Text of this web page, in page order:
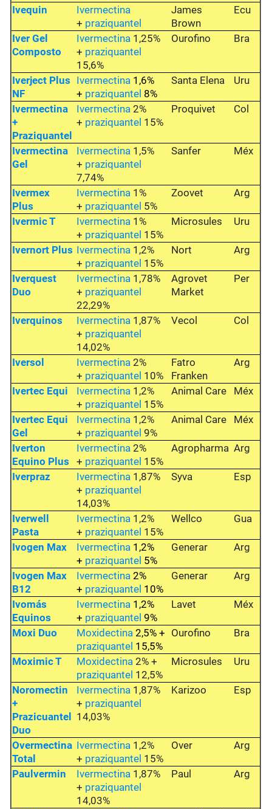
Ivequin
Ivermectina
+ praziquantel
James
Brown
Ecu
Iver Gel
Composto
Ivermectina 1,25%
+ praziquantel
15,6%
Ourofino Bra
Iverject Plus
NF
Ivermectina 1,6%
+ praziquantel 8%
Santa Elena Uru
Ivermectina
+
Praziquantel
Ivermectina 2%
+ praziquantel 15%
Proquivet Col
Ivermectina
Gel
Ivermectina 1,5%
+ praziquantel
7,74%
Sanfer Méx
Ivermex
Plus
Ivermectina 1%
+ praziquantel 5%
Zoovet Arg
Ivermic T Ivermectina 1%
+ praziquantel 15%
Microsules Uru
Ivernort Plus Ivermectina 1,2%
+ praziquantel 15%
Nort Arg
Iverquest
Duo
Ivermectina 1,78%
+ praziquantel
22,29%
Agrovet
Market
Per
Iverquinos Ivermectina 1,87%
+ praziquantel
14,02%
Vecol Col
Iversol Ivermectina 2%
+ praziquantel 10%
Fatro
Franken
Arg
Ivertec Equi Ivermectina 1,2%
+ praziquantel 15%
Animal Care Méx
Ivertec Equi
Gel
Ivermectina 1,2%
+ praziquantel 9%
Animal Care Méx
Iverton
Equino Plus
Ivermectina 2%
+ praziquantel 15%
Agropharma Arg
Iverpraz Ivermectina 1,87%
+ praziquantel
14,03%
Syva Esp
Iverwell
Pasta
Ivermectina 1,2%
+ praziquantel 15%
Wellco Gua
Ivogen Max Ivermectina 1,2%
+ praziquantel 5%
Generar Arg
Ivogen Max
B12
Ivermectina 2%
+ praziquantel 10%
Generar Arg
Ivomás
Equinos
Ivermectina 1,2%
+ praziquantel 9%
Lavet Méx
Moxi Duo Moxidectina 2,5% +
praziquantel 15,5%
Ourofino Bra
Moximic T Moxidectina 2% +
praziquantel 12,5%
Microsules Uru
Noromectin
+
Prazicuantel
Duo
Ivermectina 1,87%
+ praziquantel
14,03%
Karizoo Esp
Overmectina
Total
Ivermectina 1,2%
+ praziquantel 15%
Over Arg
Paulvermin Ivermectina 1,87%
+ praziquantel
14,03%
Paul Arg